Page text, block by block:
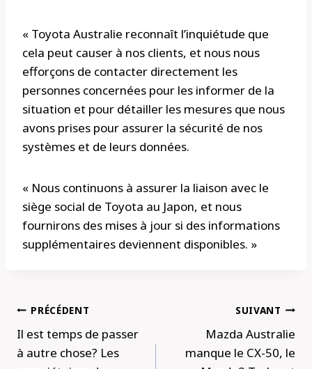
« Toyota Australie reconnaît l’inquiétude que
cela peut causer à nos clients, et nous nous
efforçons de contacter directement les
personnes concernées pour les informer de la
situation et pour détailler les mesures que nous
avons prises pour assurer la sécurité de nos
systèmes et de leurs données.
« Nous continuons à assurer la liaison avec le
siège social de Toyota au Japon, et nous
fournirons des mises à jour si des informations
supplémentaires deviennent disponibles. »
Navigation
de
l’article
PRÉCÉDENT
Il est temps de passer
à autre chose? Les
SUIVANT
Mazda Australie
manque le CX-50, le